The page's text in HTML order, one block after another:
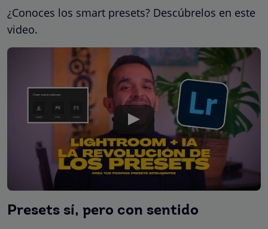
¿Conoces los smart presets? Descúbrelos en este
video.
Presets sí, pero con sentido